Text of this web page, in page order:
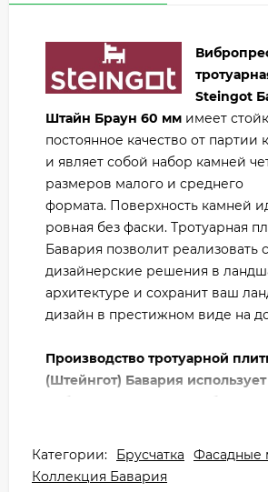
Steingot
Штайн Браун 60 мм имеет
постоянное качество от партии
и являет собой набор камней
размеров малого и среднего
формата. Поверхность камней
ровная без фаски. Тротуарная
Бавария позволит реализовать
дизайнерские решения в
архитектуре и сохранит ваш
дизайн в престижном виде на
Производство тротуарной
(Штейнгот) Бавария
вибропрессования как более
наилучшего качества с
прочностными
Категории: Брусчатка
Фасадные
Коллекция Бавария